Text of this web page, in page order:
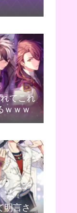
てこれ
ｗｗｗ
明言さ